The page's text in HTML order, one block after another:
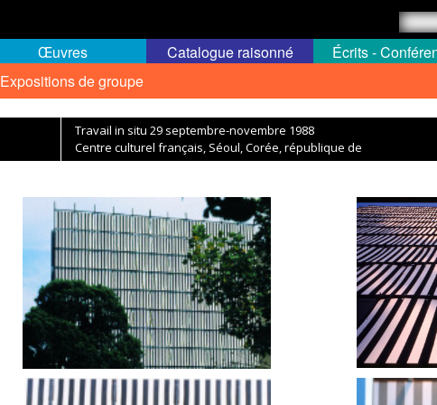
Expositions de groupe
Œuvres Catalogue raisonné Écrits -
Travail in situ 29 septembre-novembre 1988
Centre culturel français, Séoul, Corée, république de